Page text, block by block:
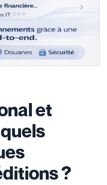
et
?